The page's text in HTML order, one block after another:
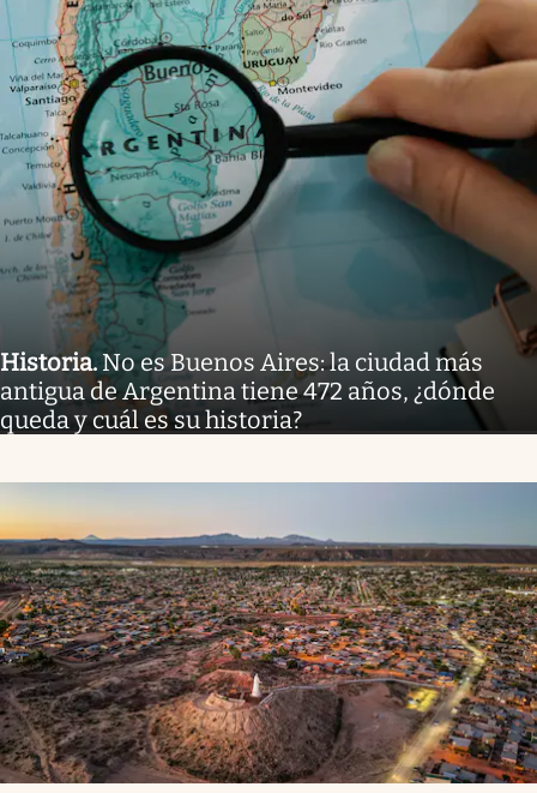
Historia. No es Buenos Aires: la ciudad más
antigua de Argentina tiene 472 años, ¿dónde
queda y cuál es su historia?